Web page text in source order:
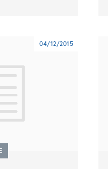
04/12/2015